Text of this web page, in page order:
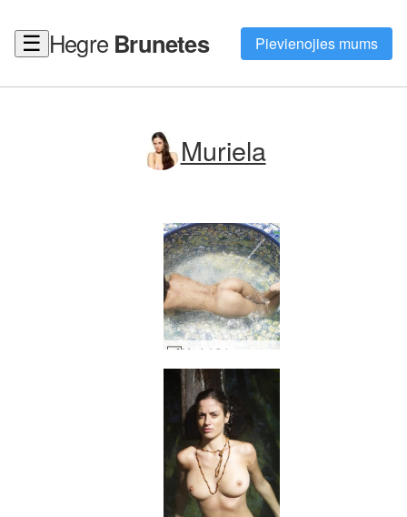
☰ Hegre Brunetes Pievienojies mums
Muriela
Muriel ūdens masāža #65